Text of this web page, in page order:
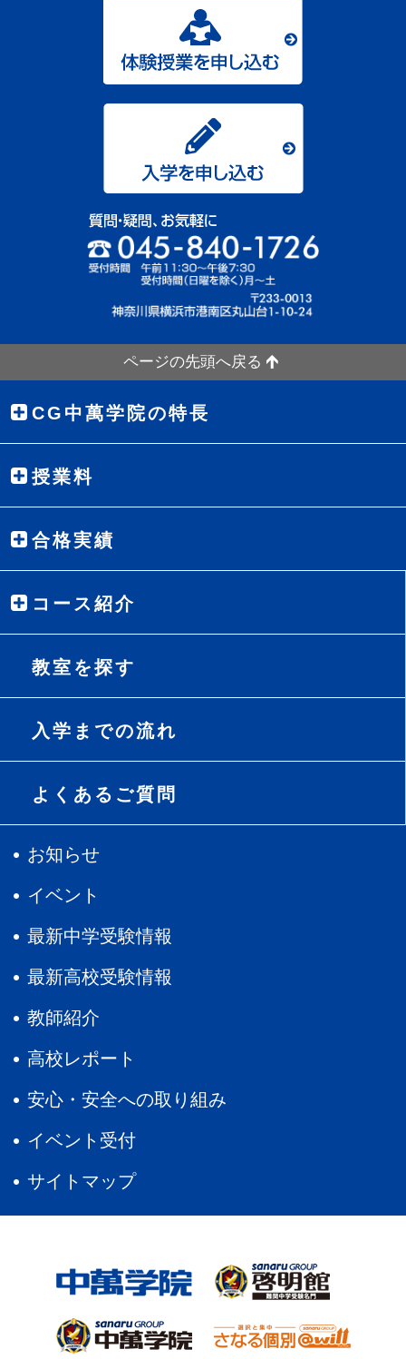
ページの先頭へ戻る
CG中萬学院の特長
授業料
合格実績
コース紹介
教室を探す
入学までの流れ
よくあるご質問
お知らせ
イベント
最新中学受験情報
最新高校受験情報
教師紹介
高校レポート
安心・安全への取り組み
イベント受付
サイトマップ